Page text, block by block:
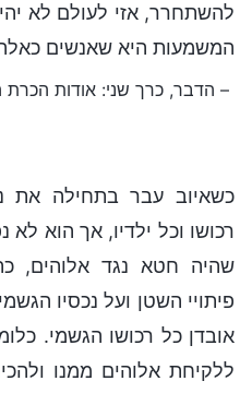
להשתחרר, אזי לעולם לא
המשמעות היא שאנשים כאלה
– הדבר, כרך שני: אודות הכרת
כשאיוב עבר בתחילה את
רכושו וכל ילדיו, אך הוא
שהיה חטא נגד אלוהים,
פיתויי השטן ועל נכסיו
אובדן כל רכושו הגשמי.
ללקיחת אלוהים ממנו